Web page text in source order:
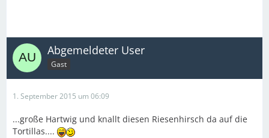
Abgemeldeter User
Gast
1. September 2015 um 06:09
...große Hartwig und knallt diesen Riesenhirsch da auf die
Tortillas....